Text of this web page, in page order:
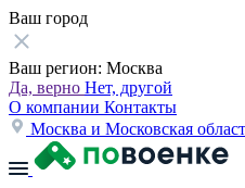
Ваш город
Ваш регион: Москва
Да, верно Нет, другой
О компании Контакты
Москва и Московская